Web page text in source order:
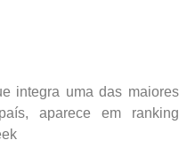
integra uma das maiores
aparece em ranking